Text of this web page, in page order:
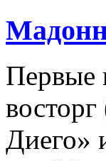
Первые
Диего»